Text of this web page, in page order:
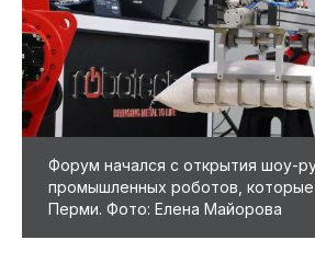
Форум начался с открытия шоу-
промышленных роботов, которые
Перми. Фото: Елена Майорова